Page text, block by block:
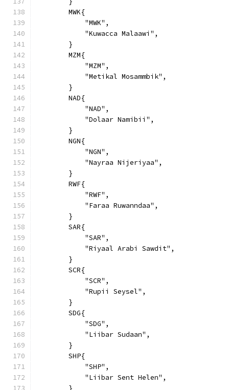
        MWK{
            "MWK",
            "Kuwacca Malaawi",
        }
        MZM{
            "MZM",
            "Metikal Mosammbik",
        }
        NAD{
            "NAD",
            "Dolaar Namibii",
        }
        NGN{
            "NGN",
            "Nayraa Nijeriyaa",
        }
        RWF{
            "RWF",
            "Faraa Ruwanndaa",
        }
        SAR{
            "SAR",
            "Riyaal Arabi Sawdit",
        }
        SCR{
            "SCR",
            "Rupii Seysel",
        }
        SDG{
            "SDG",
            "Liibar Sudaan",
        }
        SHP{
            "SHP",
            "Liibar Sent Helen",
        }